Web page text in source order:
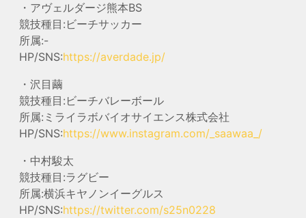
・アヴェルダージ熊本BS
競技種目:ビーチサッカー
所属:-
HP/SNS:https://averdade.jp/
・沢目繭
競技種目:ビーチバレーボール
所属:ミライラボバイオサイエンス株式会社
HP/SNS:https://www.instagram.com/_saawaa_/
・中村駿太
競技種目:ラグビー
所属:横浜キヤノンイーグルス
HP/SNS:https://twitter.com/s25n0228